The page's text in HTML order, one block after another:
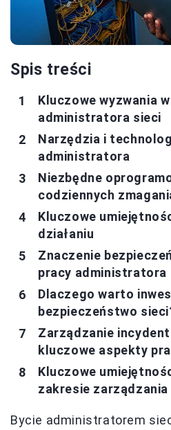
Spis treści
Kluczowe wyzwania
administratora sieci
Narzędzia i
administratora
Niezbędne
codziennych
Kluczowe
działaniu
Znaczenie
pracy administratora
Dlaczego warto
bezpieczeństwo
Zarządzanie
kluczowe aspekty
Kluczowe
zakresie
Bycie administratorem